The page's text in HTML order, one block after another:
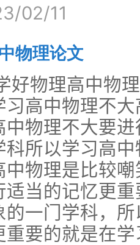
02/11
物理论文
好物理高中物
习高中物理不
中物理不大要
科所以学习高
中物理是比较
适当的记忆更
的一门学科，
重要的就是在